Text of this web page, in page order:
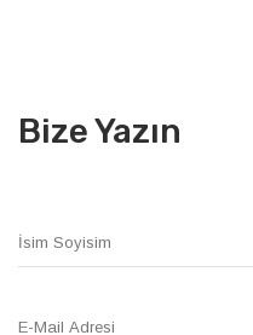
Bize Yazın